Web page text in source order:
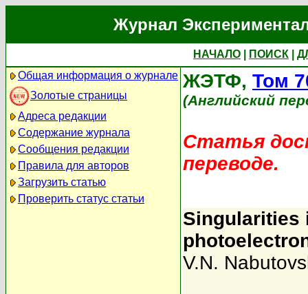
Журнал
НАЧАЛО ПОИСК
Общая информация о журнале
Золотые страницы
Адреса редакции
Содержание журнала
Сообщения редакции
Правила для авторов
Загрузить статью
Проверить статус статьи
ЖЭТФ, Том
(Английский
Статья
переводе.
Singularities
V.N.